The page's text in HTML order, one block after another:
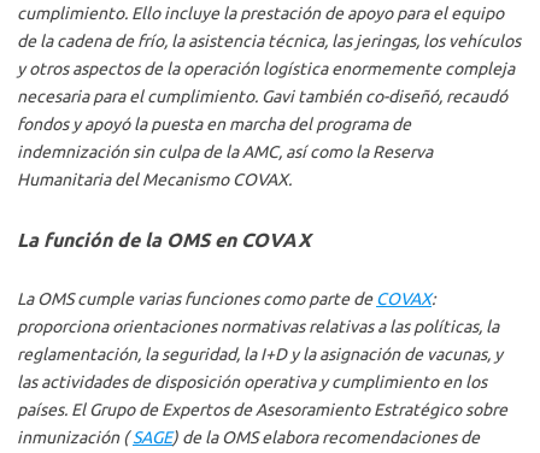
cumplimiento. Ello incluye la prestación de apoyo para el equipo
de la cadena de frío, la asistencia técnica, las jeringas, los vehículos
y otros aspectos de la operación logística enormemente compleja
necesaria para el cumplimiento. Gavi también co-diseñó, recaudó
fondos y apoyó la puesta en marcha del programa de
indemnización sin culpa de la AMC, así como la Reserva
Humanitaria del Mecanismo COVAX.
La función de la OMS en COVAX
La OMS cumple varias funciones como parte deCOVAX:
proporciona orientaciones normativas relativas a las políticas, la
reglamentación, la seguridad, la I+D y la asignación de vacunas, y
las actividades de disposición operativa y cumplimiento en los
países. El Grupo de Expertos de Asesoramiento Estratégico sobre
inmunización (SAGE) de la OMS elabora recomendaciones de